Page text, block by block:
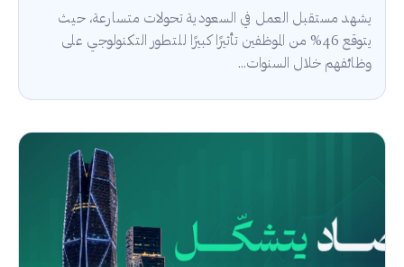
يشهد مستقبل العمل في السعودية تحولات متسارعة، حيث
يتوقع 46% من الموظفين تأثيرًا كبيرًا للتطور التكنولوجي على
وظائفهم خلال السنوات...